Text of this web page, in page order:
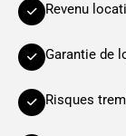
Revenu
Garantie de
Risques